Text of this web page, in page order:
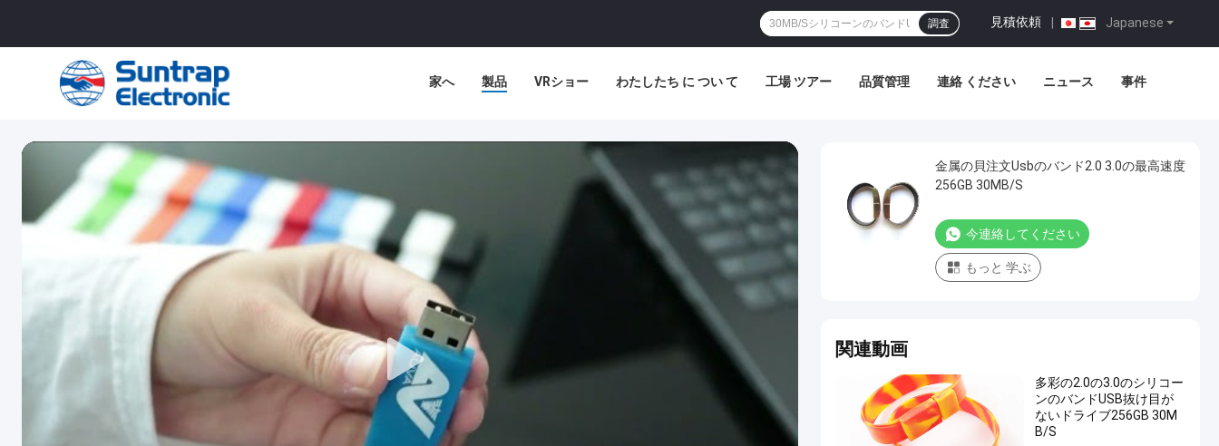
Japanese
見積依頼
調査
家へ 製品 VRショー わたしたち に つい て 工場 ツアー 品質管理 連絡 ください ニュース 事件
金属の貝注文Usbのバンド2.0 3.0の最高速度
256GB 30MB/S
今連絡してください
もっと 学ぶ
関連動画
多彩の2.0の3.0のシリコー
ンのバンドUSB抜け目が
ないドライブ256GB 30M
B/S